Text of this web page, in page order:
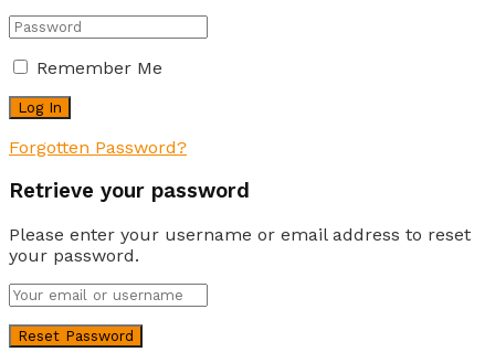
Remember Me
Forgotten Password?
Retrieve your password
Please enter your username or email address to reset
your password.